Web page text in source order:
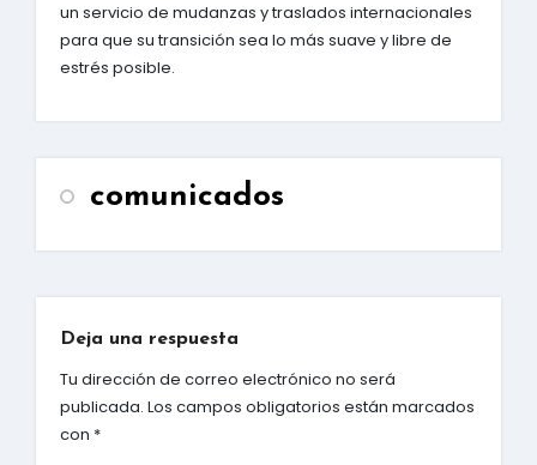
un servicio de mudanzas y traslados internacionales
para que su transición sea lo más suave y libre de
estrés posible.
comunicados
Deja una respuesta
Tu dirección de correo electrónico no será
publicada. Los campos obligatorios están marcados
con *